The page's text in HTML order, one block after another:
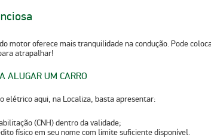
motoroferece mais tranquilidade na condução. Pode
atrapalhar!
ALUGAR UM CARRO
elétrico aqui, na Localiza, basta apresentar:
(CNH) dentro da validade;
físico em seu nome com limite suficiente disponível.